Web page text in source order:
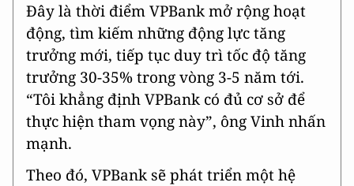
Đây là thời điểm VPBank mở rộng hoạt
động, tìm kiếm những động lực tăng
trưởng mới, tiếp tục duy trì tốc độ tăng
trưởng 30-35% trong vòng 3-5 năm tới.
“Tôi khẳng định VPBank có đủ cơ sở để
thực hiện tham vọng này”, ông Vinh nhấn
mạnh.
Theo đó, VPBank sẽ phát triển một hệ